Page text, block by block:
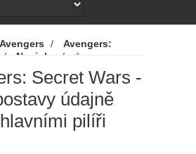
Avengers /
Avengers:
/ Novinky /
Avengers:
- Které postavy údajně budou
filmu
Secret Wars -
údajně
pilíři